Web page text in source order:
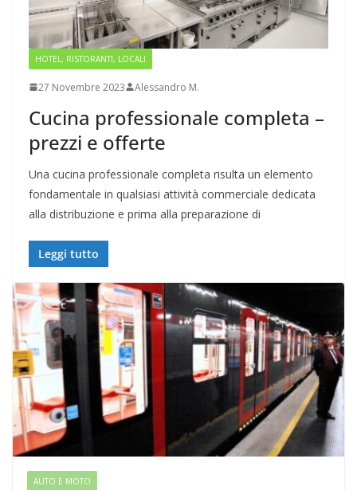
HOTEL, RISTORANTI, LOCALI
27 Novembre 2023 Alessandro M.
Cucina professionale completa –
prezzi e offerte
Una cucina professionale completa risulta un elemento
fondamentale in qualsiasi attività commerciale dedicata
alla distribuzione e prima alla preparazione di
Leggi tutto
AUTO E MOTO